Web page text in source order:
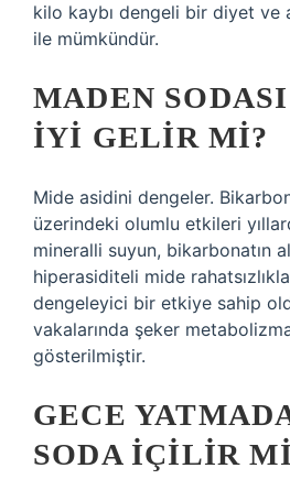
kilo kaybı dengeli bir diyet ve
ile mümkündür.
MADEN
IYI GELIR MI?
Mide asidini dengeler.
üzerindeki olumlu etkileri
mineralli suyun, bikarbonatın
hiperasiditeli mide
dengeleyici bir etkiye sahip
vakalarında şeker
gösterilmiştir.
GECE
SODA IÇILIR